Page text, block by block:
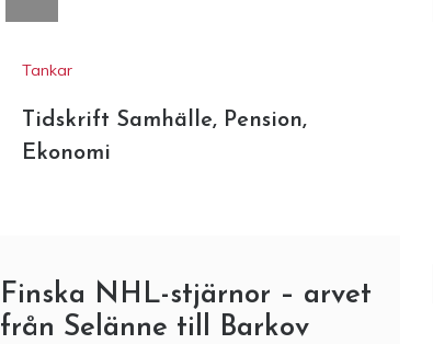
Tankar
Tidskrift Samhälle, Pension,
Ekonomi
Finska NHL-stjärnor – arvet
från Selänne till Barkov